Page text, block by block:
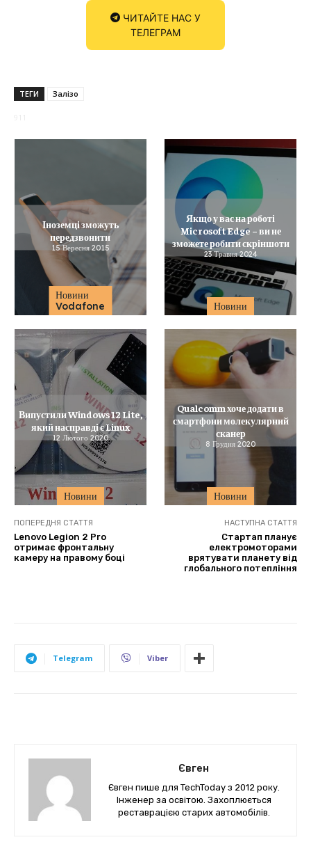
ЧИТАЙТЕ НАС У
ТЕЛЕГРАМ
ТЕГИ Залізо
Новини
Vodafone
Іноземці зможуть
передзвонити
15 Вересня 2015
Новини
Якщо у вас на роботі
Microsoft Edge – ви не
зможете робити скріншоти
23 Травня 2024
Новини
Випустили Windows 12 Lite,
який насправді є Linux
12 Лютого 2020
Новини
Qualcomm хоче додати в
смартфони молекулярний
сканер
8 Грудня 2020
ПОПЕРЕДНЯ СТАТТЯ
Lenovo Legion 2 Pro
отримає фронтальну
камеру на правому боці
НАСТУПНА СТАТТЯ
Стартап планує
електромоторами
врятувати планету від
глобального потепління
Telegram Viber
Євген
Євген пише для TechToday з 2012 року.
Інженер за освітою. Захоплюється
реставрацією старих автомобілів.